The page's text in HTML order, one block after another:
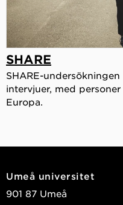
SHARE
SHARE-
intervjuer, med
Europa.
Umeå universitet
901 87 Umeå